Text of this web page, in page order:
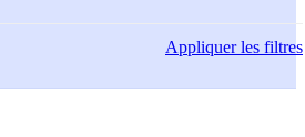
Appliquerles filtres